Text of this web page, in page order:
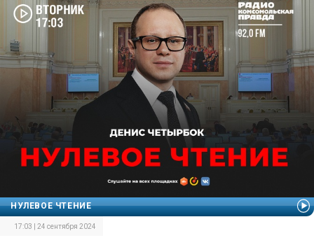
НУЛЕВОЕ ЧТЕНИЕ
17:03 | 24 сентября 2024